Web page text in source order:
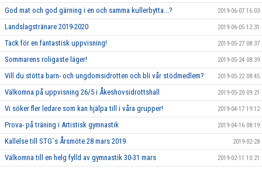
God mat och god gärning i en och samma kullerbytta...? 2019-06-07 16:03
Landslagstränare 2019-2020 2019-06-05 12:31
Tack för en fantastisk uppvisning! 2019-05-27 08:37
Sommarens roligaste läger! 2019-05-24 08:39
Vill du stötta barn- och ungdomsidrotten och bli vår stödmedlem? 2019-05-22 08:45
Välkomna på uppvisning 26/5 i Åkeshovsidrottshall 2019-05-20 09:21
Vi söker fler ledare som kan hjälpa till i våra grupper! 2019-04-17 19:12
Prova- på träning i Artistisk gymnastik 2019-04-16 08:19
Kallelse till STG´s Årsmöte 28 mars 2019 2019-02-28
Välkomna till en helg fylld av gymnastik 30-31 mars 2019-02-11 10:21